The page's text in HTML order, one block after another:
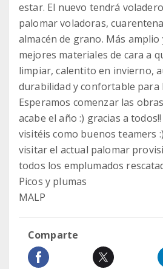
estar. El nuevo tendrá
palomar voladoras,
almacén de grano. Más
mejores materiales de cara a
limpiar, calentito en invierno,
durabilidad y confortable para
Esperamos comenzar las
acabe el año :) gracias a
visitéis como buenos teamers
visitar el actual palomar
todos los emplumados
Picos y plumas
MALP
Comparte